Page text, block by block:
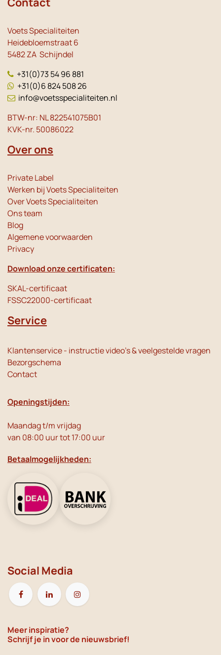
Voets Specialiteiten
Heidebloemstraat 6
5482 ZA Schijndel
+31(0)73 54 96 881
+31(0)6 824 508 26
info@voetsspecialiteiten.nl
BTW-nr: NL 822541075B01
KVK-nr. 50086022
Over ons
Private Label
Werken bij Voets Specialiteiten
Over Voets Specialiteiten
Ons team
Blog
Algemene voorwaarden
Privacy
Download onze certificaten:
SKAL-certificaat
FSSC22000-certificaat
Service
Klantenservice - instructie video's & veelgestelde vragen
Bezorgschema
Contact
Openingstijden:
Maandag t/m vrijdag
van 08:00 uur tot 17:00 uur
Betaalmogelijkheden:
Social Media
Meer inspiratie?
Schrijf je in voor de nieuwsbrief!